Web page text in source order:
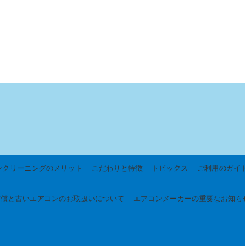
クリーニングのメリット こだわりと特徴 トピックス ご利用のガイ
と古いエアコンのお取扱いについて エアコンメーカーの重要なお知ら